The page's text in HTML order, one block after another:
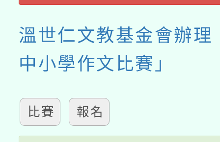
溫世仁文教基金會辦
中小學作文比賽」
比賽 報名